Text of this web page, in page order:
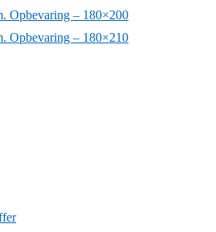
Opbevaring – 180×200
Opbevaring – 180×210